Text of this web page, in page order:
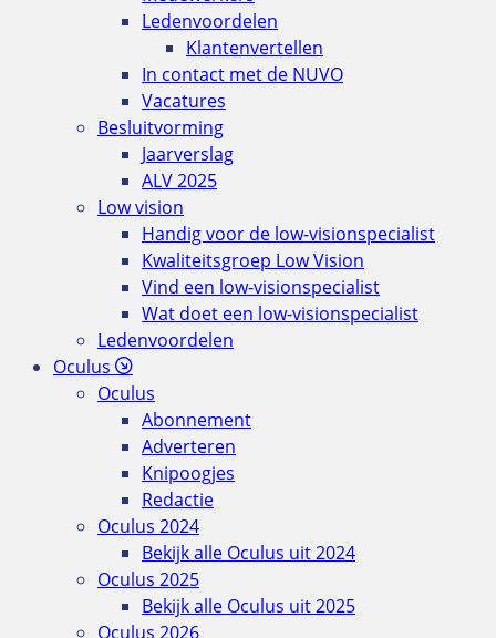
Ledenvoordelen
Klantenvertellen
In contact met de NUVO
Vacatures
Besluitvorming
Jaarverslag
ALV 2025
Low vision
Handig voor de low-visionspecialist
Kwaliteitsgroep Low Vision
Vind een low-visionspecialist
Wat doet een low-visionspecialist
Ledenvoordelen
Oculus
Oculus
Abonnement
Adverteren
Knipoogjes
Redactie
Oculus 2024
Bekijk alle Oculus uit 2024
Oculus 2025
Bekijk alle Oculus uit 2025
Oculus 2026